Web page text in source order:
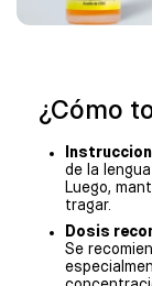
¿Cómo
de la
Luego,
tragar.
Dosis
Se